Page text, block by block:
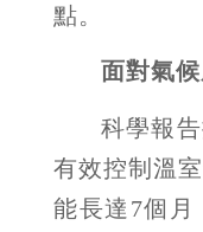
點。
面對氣
科學報
有效控制溫
能長達7個月